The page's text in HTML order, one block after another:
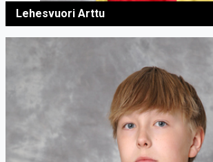
Lehesvuori Arttu